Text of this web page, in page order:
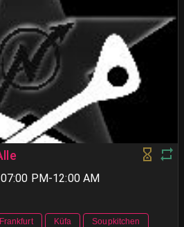
PM-12:00 AM
Frankfurt Küfa Soupkitchen